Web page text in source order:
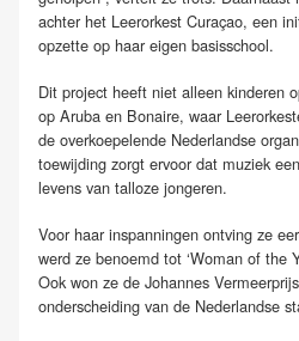
achter het Leerorkest Curaçao, een
opzette op haar eigen basisschool.
Dit project heeft niet alleen kinderen
op Aruba en Bonaire, waar
de overkoepelende Nederlandse
toewijding zorgt ervoor dat muziek
levens van talloze jongeren.
Voor haar inspanningen ontving ze
werd ze benoemd tot ‘Woman of the
Ook won ze de Johannes
onderscheiding van de Nederlandse